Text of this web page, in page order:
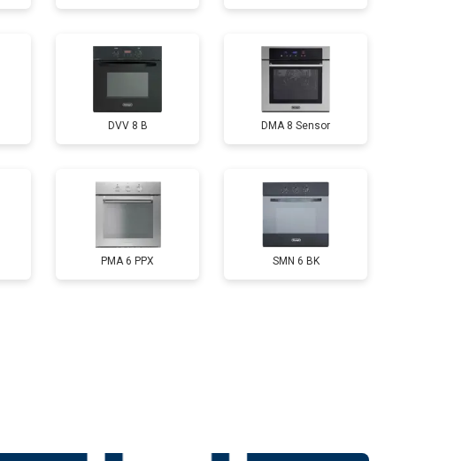
DVV 8 B DMA 8 Sensor
PMA 6 PPX SMN 6 BK